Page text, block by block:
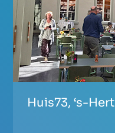
Huis73, ‘s-